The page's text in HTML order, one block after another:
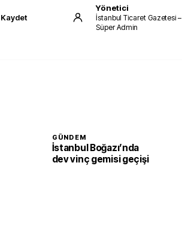
Kaydet
Yönetici
İstanbul Ticaret Gazetesi –
Süper Admin
GÜNDEM
İstanbul Boğazı’nda
dev vinç gemisi geçişi